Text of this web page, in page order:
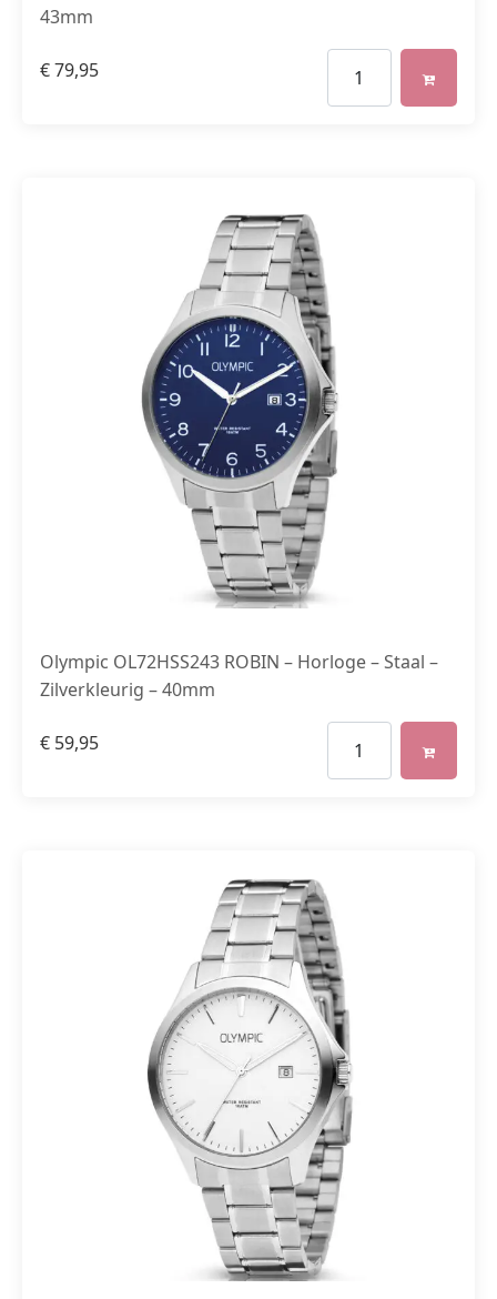
43mm
€79,95
Olympic OL72HSS243 ROBIN – Horloge – Staal –
Zilverkleurig – 40mm
€ 59,95